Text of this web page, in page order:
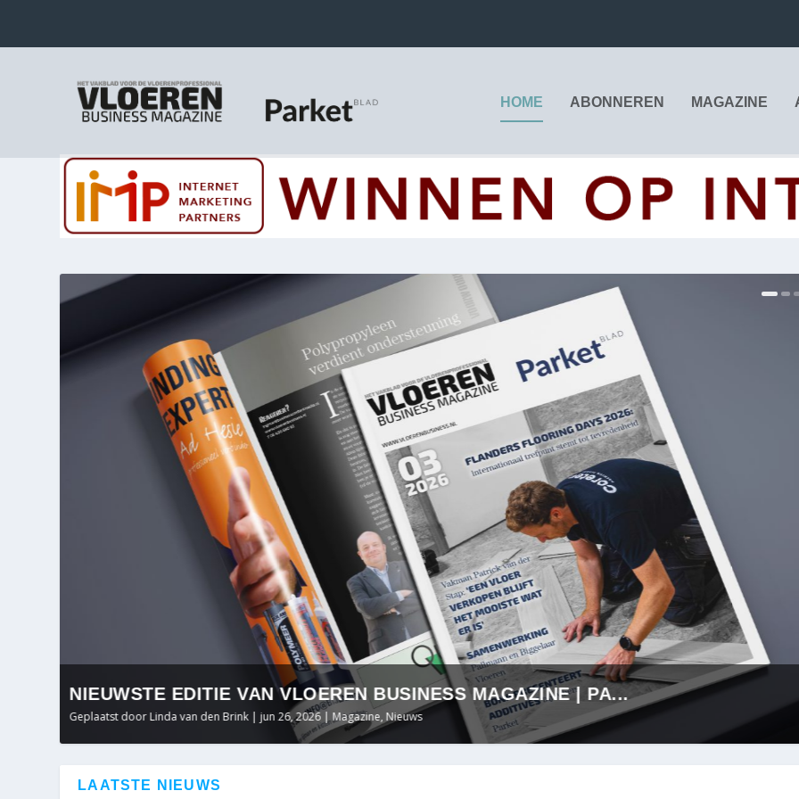
HOME ABONNEREN MAGAZINE
NIEUWSTE EDITIE VAN VLOEREN BUSINESS MAGAZINE | PA...
Geplaatst doorLinda van den Brink |jun 26, 2026 |Magazine,Nieuws
PALLMANN EN BIGGELAAR VLOEREN WERKEN SAMEN BIJ DE ...
Geplaatst doorLinda van den Brink |jun 26, 2026 |Nieuws
LAATSTE NIEUWS